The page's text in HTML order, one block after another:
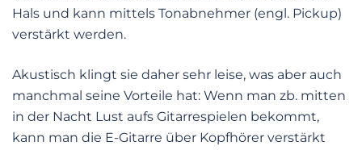
Hals und kann mittels Tonabnehmer (engl. Pickup)
verstärkt werden.
Akustisch klingt sie daher sehr leise, was aber auch
manchmal seine Vorteile hat: Wenn man zb. mitten
in der Nacht Lust aufs Gitarrespielen bekommt,
kann man die E-Gitarre über Kopfhörer verstärkt